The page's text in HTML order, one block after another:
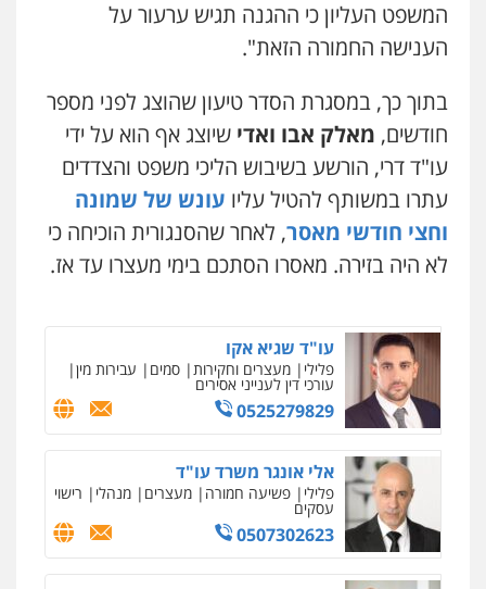
המשפט העליון כי ההגנה תגיש ערעור על
הענישה החמורה הזאת".
בתוך כך, במסגרת הסדר טיעון שהוצג לפני מספר
חודשים, מאלק אבו ואדי שיוצג אף הוא על ידי
עו"ד דרי, הורשע בשיבוש הליכי משפט והצדדים
עתרו במשותף להטיל עליו עונש של שמונה
וחצי חודשי מאסר, לאחר שהסנגורית הוכיחה כי
לא היה בזירה. מאסרו הסתכם בימי מעצרו עד אז.
משפט פלילי
0545437431
עו"ד עלי סעדי
ליווי וייצוג בחקירות
ומעצרים
0508824984
עו"ד תומר בנישתי
פלילי מעצרים וחקירות צווארון לבן פשיעה
חמורה
עו"ד שגיא אקו
פלילי מעצרים וחקירות סמים עבירות מין
עורכי דין לענייני אסירים
0525279829
אלי אונגר משרד עו"ד
פלילי פשיעה חמורה מעצרים מנהלי רישוי
עסקים
0507302623